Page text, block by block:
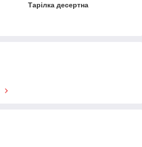
Тарілка десертна